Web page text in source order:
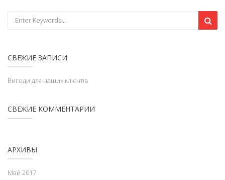
СВЕЖИЕ ЗАПИСИ
Вигоди для наших клієнтів
СВЕЖИЕ КОММЕНТАРИИ
АРХИВЫ
Май 2017